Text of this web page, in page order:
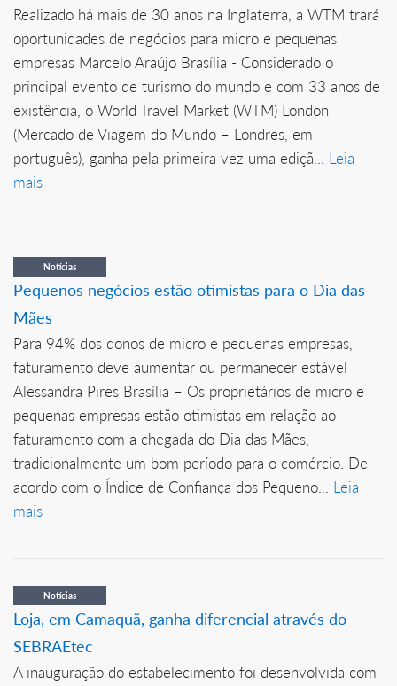
Realizado há mais de 30 anos na Inglaterra, a WTM trará
oportunidades de negócios para micro e pequenas
empresas Marcelo Araújo Brasília - Considerado o
principal evento de turismo do mundo e com 33 anos de
existência, o World Travel Market (WTM) London
(Mercado de Viagem do Mundo – Londres, em
português), ganha pela primeira vez uma ediçã... Leia
mais
Notícias
Pequenos negócios estão otimistas para o Dia das
Mães
Para 94% dos donos de micro e pequenas empresas,
faturamento deve aumentar ou permanecer estável
Alessandra Pires Brasília – Os proprietários de micro e
pequenas empresas estão otimistas em relação ao
faturamento com a chegada do Dia das Mães,
tradicionalmente um bom período para o comércio. De
acordo com o Índice de Confiança dos Pequeno... Leia
mais
Notícias
Loja, em Camaquã, ganha diferencial através do
SEBRAEtec
A inauguração do estabelecimento foi desenvolvida com